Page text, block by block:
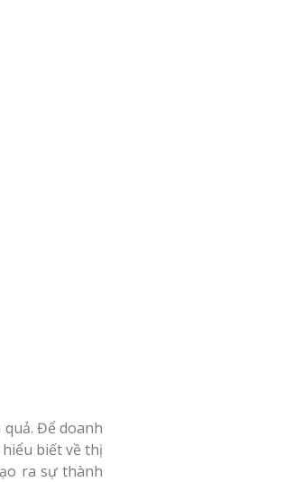
Để doanh
biết về thị
ra sự thành